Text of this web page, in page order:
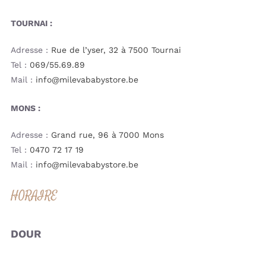
TOURNAI :
Adresse : Rue de l’yser, 32 à 7500 Tournai
Tel : 069/55.69.89
Mail : info@milevababystore.be
MONS :
Adresse : Grand rue, 96 à 7000 Mons
Tel : 0470 72 17 19
Mail : info@milevababystore.be
HORAIRE
DOUR